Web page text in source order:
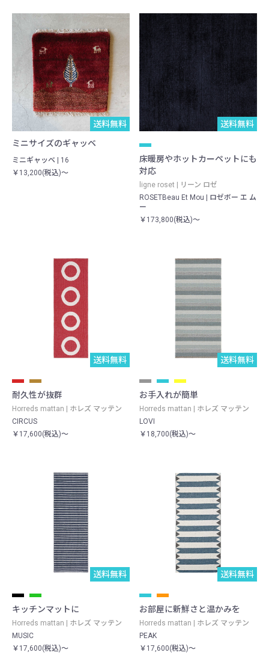
一点物
送料無料
ミニサイズのギャッベ
ミニギャッベ | 16
￥13,200(税込)～
送料無料
床暖房やホットカーペットにも
対応
ligne roset | リーン ロゼ
ROSETBeau Et Mou | ロゼボー エ ム
ー
￥173,800(税込)～
送料無料
耐久性が抜群
Horreds mattan | ホレズ マッテン
CIRCUS
￥17,600(税込)～
送料無料
お手入れが簡単
Horreds mattan | ホレズ マッテン
LOVI
￥18,700(税込)～
送料無料
キッチンマットに
Horreds mattan | ホレズ マッテン
MUSIC
￥17,600(税込)～
送料無料
お部屋に新鮮さと温かみを
Horreds mattan | ホレズ マッテン
PEAK
￥17,600(税込)～